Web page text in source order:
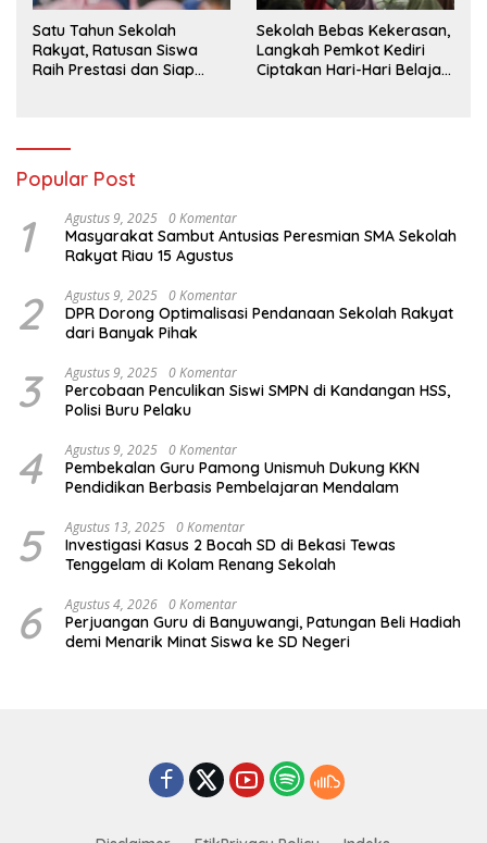
Satu Tahun Sekolah
Rakyat, Ratusan Siswa
Raih Prestasi dan Siap
Sekolah Bebas Kekerasan,
Langkah Pemkot Kediri
Ciptakan Hari-Hari Belajar
Popular Post
1 Agustus 9, 2025 0 Komentar
Masyarakat Sambut Antusias Peresmian SMA Sekolah
Rakyat Riau 15 Agustus
2 Agustus 9, 2025 0 Komentar
DPR Dorong Optimalisasi Pendanaan Sekolah Rakyat
dari Banyak Pihak
3 Agustus 9, 2025 0 Komentar
Percobaan Penculikan Siswi SMPN di Kandangan HSS,
Polisi Buru Pelaku
4 Agustus 9, 2025 0 Komentar
Pembekalan Guru Pamong Unismuh Dukung KKN
Pendidikan Berbasis Pembelajaran Mendalam
5 Agustus 13, 2025 0 Komentar
Investigasi Kasus 2 Bocah SD di Bekasi Tewas
Tenggelam di Kolam Renang Sekolah
6 Agustus 4, 2026 0 Komentar
Perjuangan Guru di Banyuwangi, Patungan Beli Hadiah
demi Menarik Minat Siswa ke SD Negeri